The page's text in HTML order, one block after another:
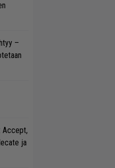
–
Accept,
ja